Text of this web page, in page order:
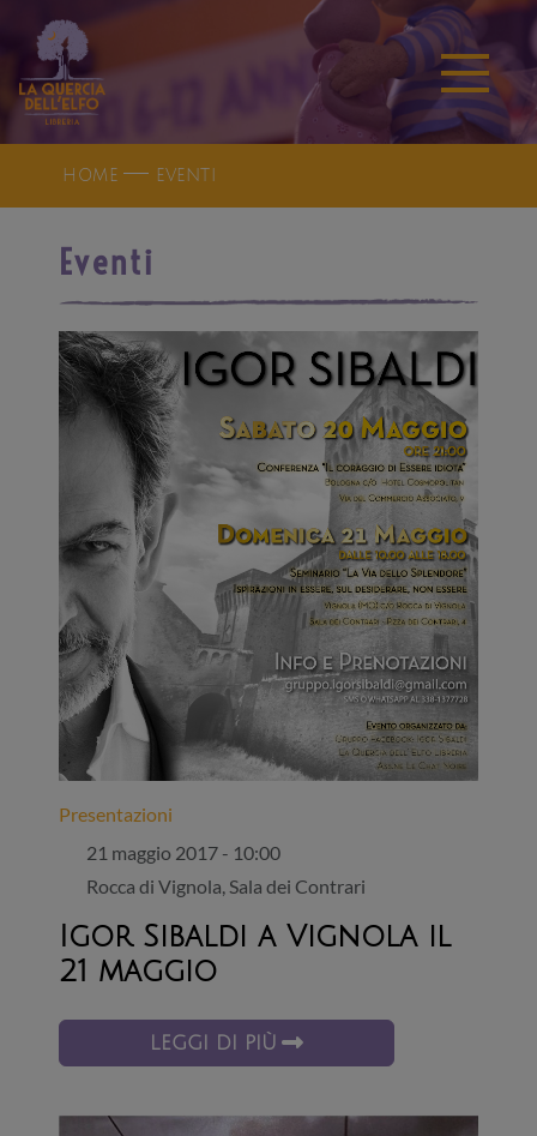
HOME EVENTI
Eventi
Presentazioni
21 maggio 2017 - 10:00
Rocca di Vignola, Sala dei Contrari
Igor Sibaldi a Vignola il
21 maggio
LEGGI DI PIÙ